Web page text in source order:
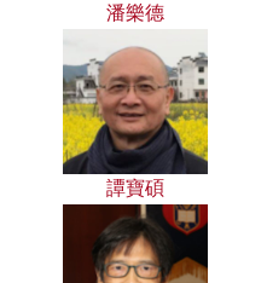
潘樂德
譚寶碩